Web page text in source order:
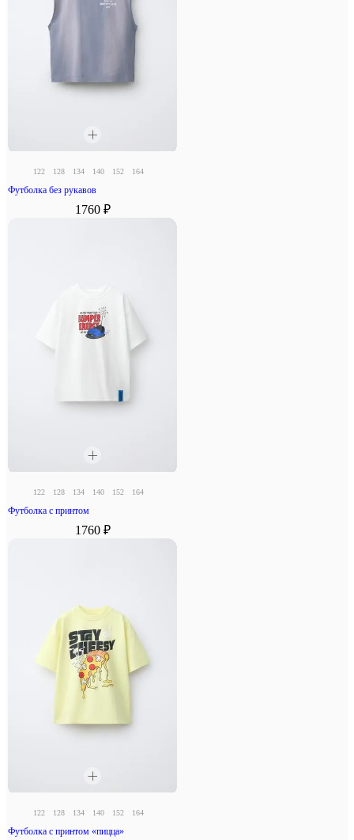
122 128 134 140 152 164
Футболка без рукавов
1760 ₽
122 128 134 140 152 164
Футболка с принтом
1760 ₽
122 128 134 140 152 164
Футболка с принтом «пицца»